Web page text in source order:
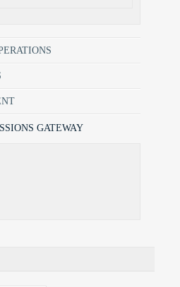
GATEWAY